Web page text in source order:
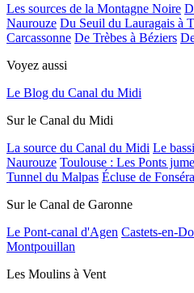
Les sources de la Montagne Noire
Naurouze Du Seuil du Lauragais à
Carcassonne De Trèbes à Béziers
Voyez aussi
Le Blog du Canal du Midi
Sur le Canal du Midi
La source du Canal du Midi Le
Naurouze Toulouse : Les Ponts
Tunnel du Malpas Écluse de
Sur le Canal de Garonne
Le Pont-canal d'Agen Castets-en-
Montpouillan
Les Moulins à Vent